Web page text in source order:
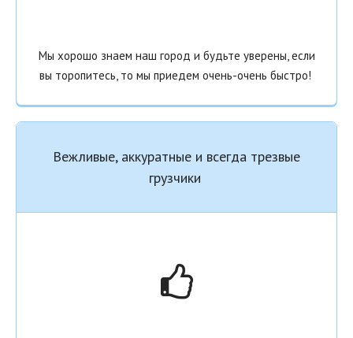
Мы хорошо знаем наш город и будьте уверены, если
вы торопитесь, то мы приедем очень-очень быстро!
Вежливые, аккуратные и всегда трезвые
грузчики